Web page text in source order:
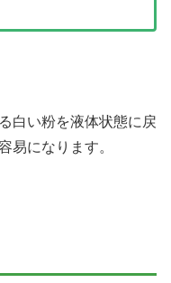
白い粉を液体状態に戻
易になります。